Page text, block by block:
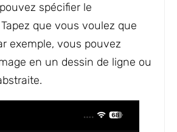
spécifier le
Tapez que vous voulez que
exemple, vous pouvez
en un dessin de ligne ou